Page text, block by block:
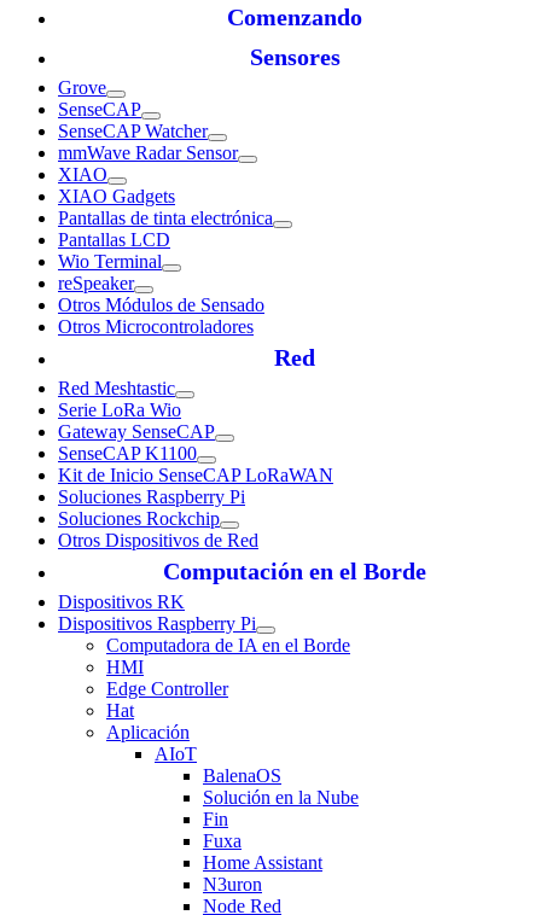
Comenzando
Sensores
Grove
SenseCAP
SenseCAP Watcher
mmWave Radar Sensor
XIAO
XIAO Gadgets
Pantallas de tinta electrónica
Pantallas LCD
Wio Terminal
reSpeaker
Otros Módulos de Sensado
Otros Microcontroladores
Red
Red Meshtastic
Serie LoRa Wio
Gateway SenseCAP
SenseCAP K1100
Kit de Inicio SenseCAP LoRaWAN
Soluciones Raspberry Pi
Soluciones Rockchip
Otros Dispositivos de Red
Computación en el Borde
Dispositivos RK
Dispositivos Raspberry Pi
Computadora de IA en el Borde
HMI
Edge Controller
Hat
Aplicación
AIoT
BalenaOS
Solución en la Nube
Fin
Fuxa
Home Assistant
N3uron
Node Red